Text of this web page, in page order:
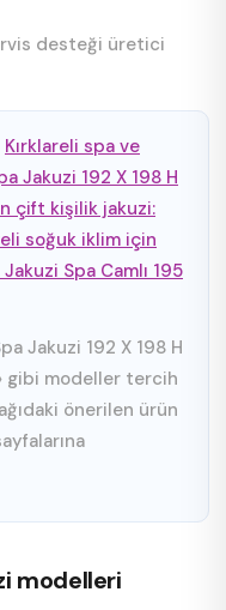
desteği üretici
Kırklareli spa ve
Jakuzi 192 X 198 H
çift kişilik jakuzi:
soğuk iklim için
Spa Camlı 195
Jakuzi 192 X 198 H
gibi modeller tercih
önerilen ürün
modelleri